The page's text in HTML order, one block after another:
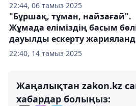
22:44, 06 тамыз 2025
22:40, 14 тамыз 2025
"Бұршақ, тұман, найзағай".
Жұмада еліміздің басым
дауылды ескерту
Жаңалықтан zakon.kz
хабардар болыңыз: